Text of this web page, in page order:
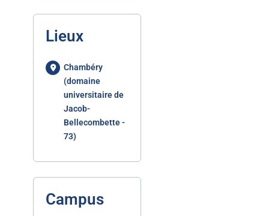
Lieux
Chambéry
(domaine
universitaire de
Jacob-
Bellecombette -
73)
Campus